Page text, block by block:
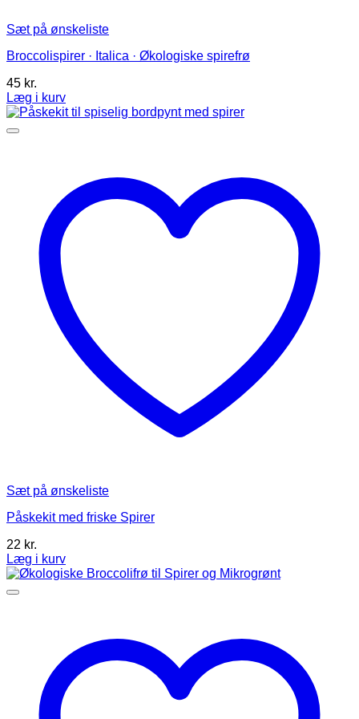
Sæt på ønskeliste
Broccolispirer · Italica · Økologiske spirefrø
45 kr.
Læg i kurv
Dette
vare
Mulighederne
varesiden
Sæt på ønskeliste
Påskekit med friske Spirer
22 kr.
Læg i kurv
Dette
vare
Mulighederne
varesiden